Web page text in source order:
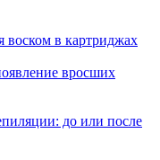
воском в картриджах
вросших
до или после